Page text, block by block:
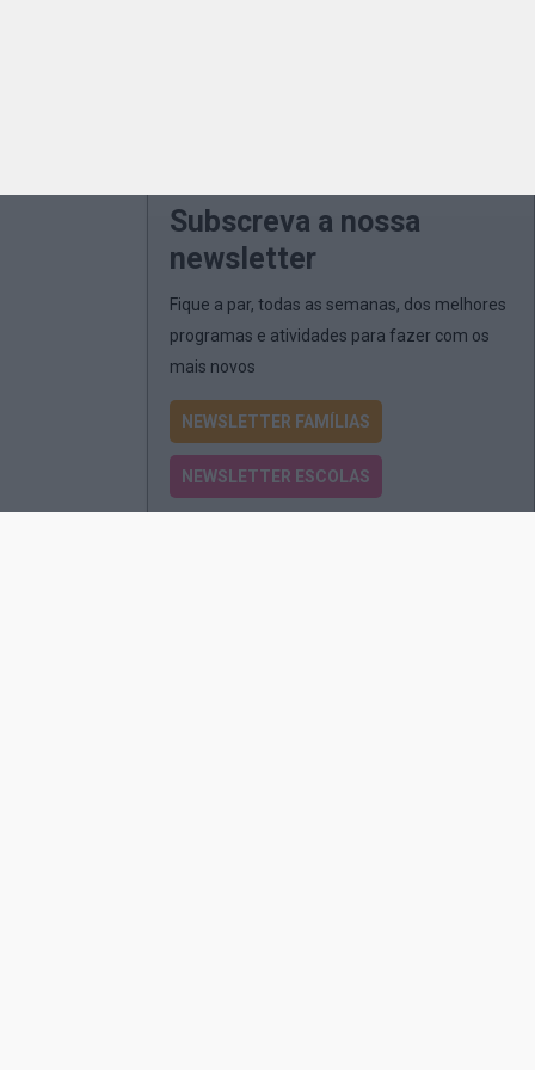
Subscreva a nossa
newsletter
Fique a par, todas as semanas, dos melhores
programas e atividades para fazer com os
mais novos
NEWSLETTER FAMÍLIAS
NEWSLETTER ESCOLAS